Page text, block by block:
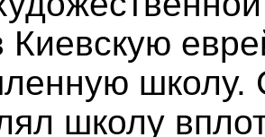
Киевскую
школу.
школу